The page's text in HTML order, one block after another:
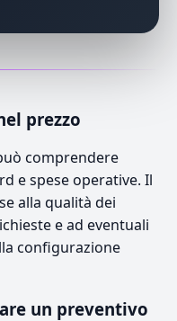
prezzo
comprendere
e spese operative. Il
alla qualità dei
e ad eventuali
configurazione
un preventivo